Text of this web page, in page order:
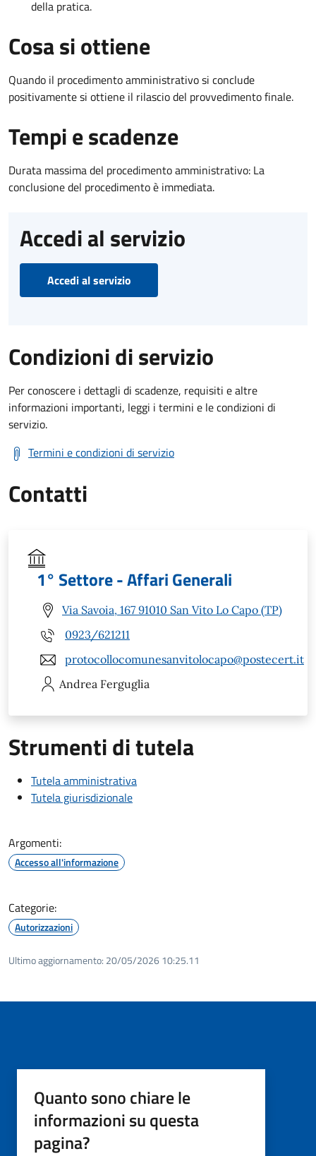
della pratica.
Cosa si ottiene
Quando il procedimento amministrativo si conclude
positivamente si ottiene il rilascio del provvedimento finale.
Tempi e scadenze
Durata massima del procedimento amministrativo: La
conclusione del procedimento è immediata.
Accedi al servizio
Accedi al servizio
Condizioni di servizio
Per conoscere i dettagli di scadenze, requisiti e altre
informazioni importanti, leggi i termini e le condizioni di
servizio.
Termini e condizioni di servizio
Contatti
1° Settore - Affari Generali
Via Savoia, 167 91010 San Vito Lo Capo (TP)
0923/621211
protocollocomunesanvitolocapo@postecert.it
Andrea Ferguglia
Strumenti di tutela
Tutela amministrativa
Tutela giurisdizionale
Argomenti:
Accesso all'informazione
Categorie:
Autorizzazioni
Ultimo aggiornamento: 20/05/2026 10:25.11
Quanto sono chiare le
informazioni su questa
pagina?